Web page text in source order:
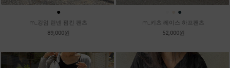
●
m_깅엄 린넨 펌킨 팬츠
89,000원
●
m_키츠 레이스 하프팬츠
52,000원